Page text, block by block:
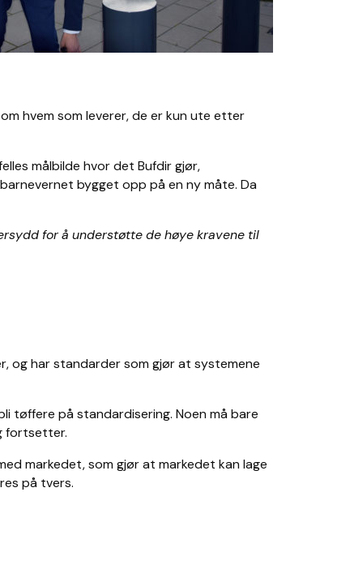
hvem som leverer, de er kun ute etter
målbilde hvor det Bufdir gjør,
bygget opp på en ny måte. Da
for å understøtte de høye kravene til
og har standarder som gjør at systemene
tøffere på standardisering. Noen må bare
fortsetter.
markedet, som gjør at markedet kan lage
på tvers.